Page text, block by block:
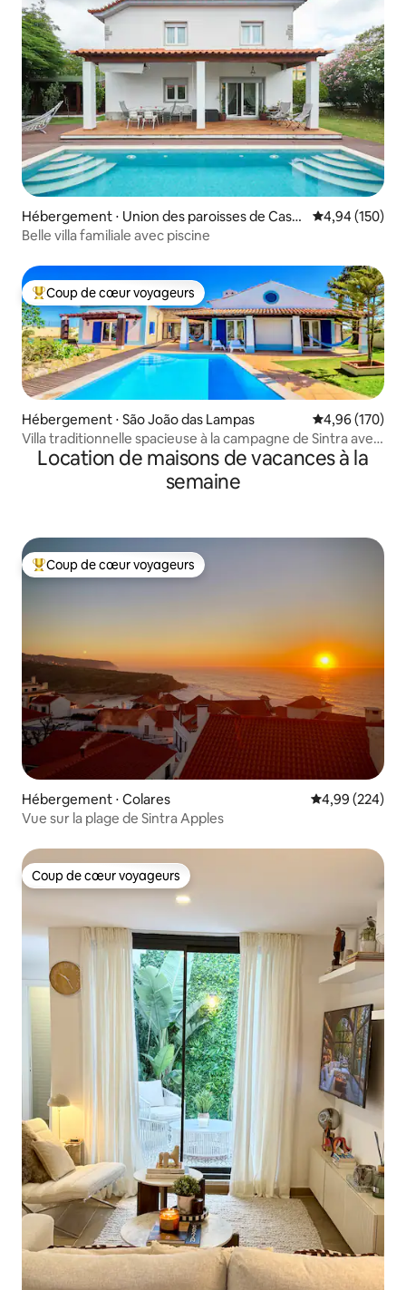
Hébergement ⋅ Union des paroisses de Casc
ais et Estoril
Évaluation
4,94 (150)
Belle villa familiale avec piscine
Coups de cœur voyageurs les plus appréciés
Coup de cœur voyageurs
Hébergement ⋅ São João das Lampas Évaluation
4,96 (170)
Villa traditionnelle spacieuse à la campagne de Sintra avec
piscine
Location de maisons de vacances à la
semaine
Coups de cœur voyageurs les plus appréciés
Coup de cœur voyageurs
Hébergement ⋅ Colares Évaluation
4,99 (224)
Vue sur la plage de Sintra Apples
Coup de cœur voyageurs
Coup de cœur voyageurs